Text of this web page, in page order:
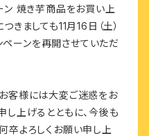
ン 焼き芋商品をお買い上
きましても11月16日（土）
ペーンを再開させていただ
客様には大変ご迷惑をお
し上げるとともに、今後も
卒よろしくお願い申し上